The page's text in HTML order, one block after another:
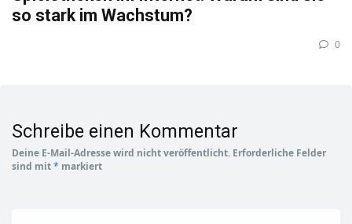
so stark im Wachstum?
0
Schreibe einen Kommentar
Deine E-Mail-Adresse wird nicht veröffentlicht. Erforderliche Felder
sind mit* markiert